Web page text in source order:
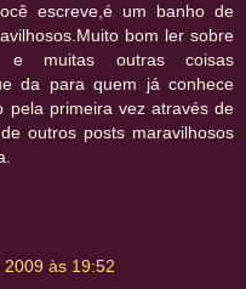
escreve,é um banho de
bom ler sobre
e muitas outras coisas
da para quem já conhece
pela primeira vez através de
outros posts maravilhosos
às 19:52